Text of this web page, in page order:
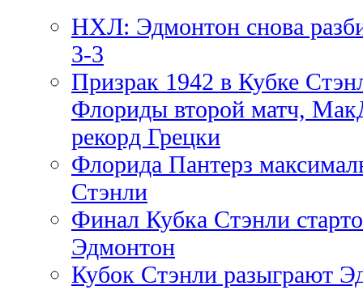
НХЛ: Эдмонтон снова
3-3
Призрак 1942 в Кубке
Флориды второй матч,
рекорд Грецки
Флорида Пантерз
Стэнли
Финал Кубка Стэнли
Эдмонтон
Кубок Стэнли разыграют